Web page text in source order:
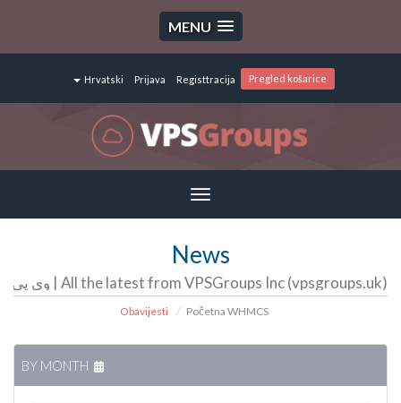
MENU
Hrvatski Prijava Registtracija Pregled košarice
Toggle
navigation
News
All the latest from VPSGroups Inc (vpsgroups.uk) | وی پی اس گروپ | سرور مجازی | سرور اختصاصی | هاست
Početna WHMCS
Obavijesti